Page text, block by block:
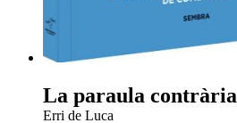
La paraula contrària
Erri de Luca